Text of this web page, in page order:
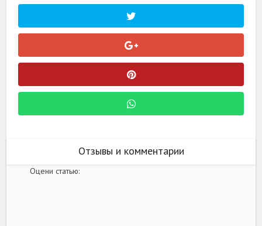
Отзывы и комментарии
Оцени статью: